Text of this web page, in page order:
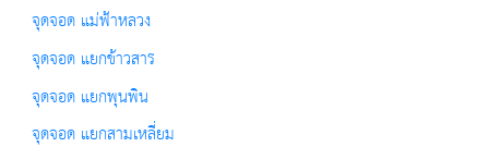
จุดจอด แม่ฟ้าหลวง
จุดจอด แยกข้าวสาร
จุดจอด แยกพุนพิน
จุดจอด แยกสามเหลี่ยม